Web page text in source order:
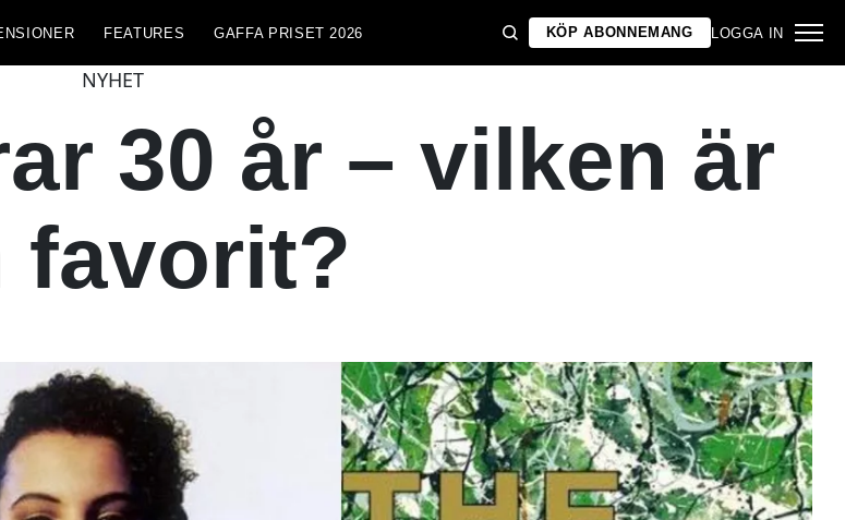
FEATURES GAFFA PRISET 2026 KÖP ABONNEMANG LOGGA IN
NYHET
30 år – vilken är
favorit?